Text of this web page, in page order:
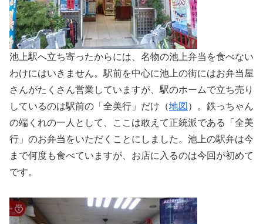
池上駅へ立ち寄ったからには、名物の池上弁当を食べない
わけにはいきません。駅前を中心に池上の街にはお弁当屋
さんがたくさん営業していますが、駅のホームで立ち売り
しているのは駅前の「全美行」だけ（地図 ）。鉄っちゃん
の端くれの一人として、ここは敢えて正統派である「全美
行」のお弁当をいただくことにしました。池上の駅弁は今
まで何度も食べていますが、お店に入るのは今回が初めて
です。